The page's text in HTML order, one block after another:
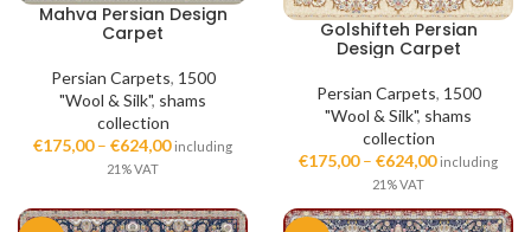
Mahva Persian Design
Carpet
Persian Carpets, 1500
"Wool & Silk", shams
collection
€175,00– €624,00 including
21% VAT
Golshifteh Persian
Design Carpet
Persian Carpets, 1500
"Wool & Silk", shams
collection
€175,00– €624,00 including
21% VAT